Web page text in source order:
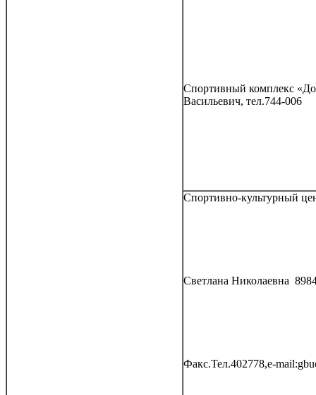
Спортивный комплекс
Васильевич, тел.744-006
Спортивно-культурный
Светлана Николаевна
Факс.Тел.402778,e-